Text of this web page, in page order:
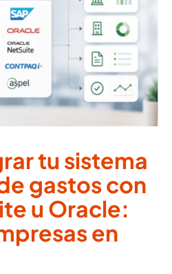
tu sistema
gastos con
u Oracle:
en